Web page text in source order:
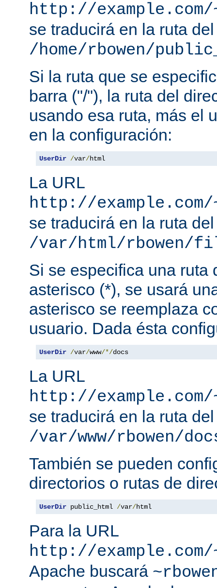
http://
se traducirá en la ruta
/home/rbowen/
Si la ruta que se
barra ("/"), la ruta del
usando esa ruta, más el
en la configuración:
UserDir /var/html
La URL
http://
se traducirá en la ruta
/var/html/rbowen/
Si se especifica una ruta
asterisco (*), se usará
asterisco se reemplaza
usuario. Dada ésta
UserDir /var/www/*/docs
La URL
http://
se traducirá en la ruta
/var/www/rbowen/
También se pueden
directorios o rutas de
UserDir public_html /var/html
Para la URL
http://
Apache buscará